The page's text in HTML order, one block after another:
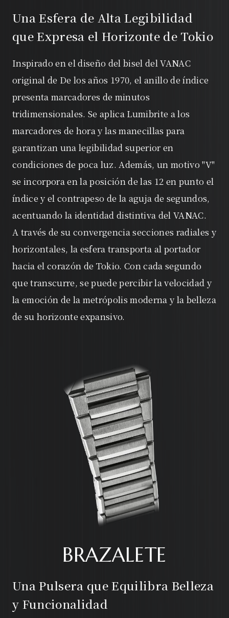
Una Esfera de Alta Legibilidad
que Expresa el Horizonte de Tokio
Inspirado en el diseño del bisel del VANAC
original de De los años 1970, el anillo de índice
presenta marcadores de minutos
tridimensionales. Se aplica Lumibrite a los
marcadores de hora y las manecillas para
garantizan una legibilidad superior en
condiciones de poca luz. Además, un motivo "V"
se incorpora en la posición de las 12 en punto el
índice y el contrapeso de la aguja de segundos,
acentuando la identidad distintiva del VANAC.
A través de su convergencia secciones radiales y
horizontales, la esfera transporta al portador
hacia el corazón de Tokio. Con cada segundo
que transcurre, se puede percibir la velocidad y
la emoción de la metrópolis moderna y la belleza
de su horizonte expansivo.
BRAZALETE
Una Pulsera que Equilibra Belleza
y Funcionalidad